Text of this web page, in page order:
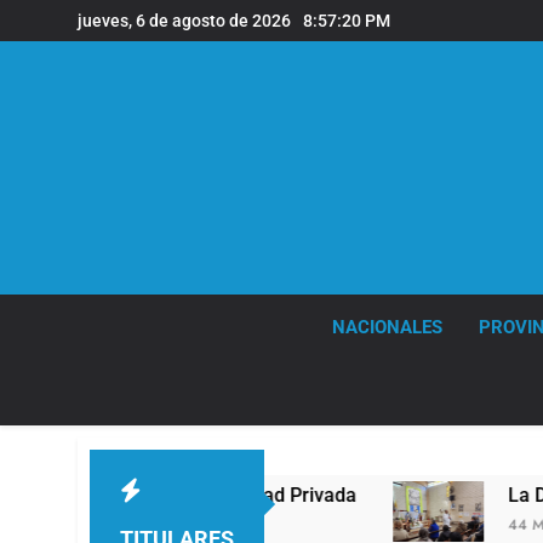
al
jueves, 6 de agosto de 2026 8:57:21 PM
NACIONALES
Privada La Diócesis de Quilmes
44 Minutos Atrás